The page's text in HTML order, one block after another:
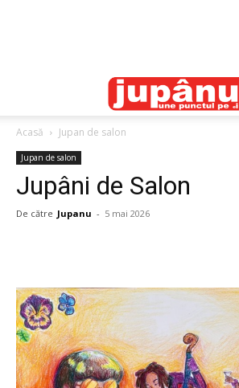
Acasă Jupan de salon
Jupan de salon
Jupâni de Salon
De către Jupanu - 5 mai 2026